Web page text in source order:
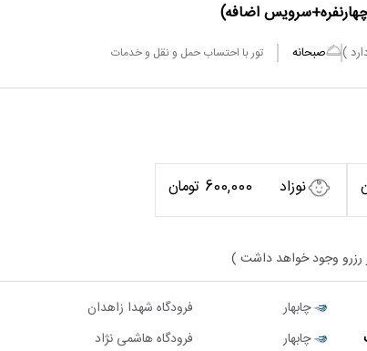
اضافه)
صبحانه تور با احتساب حمل و نقل و خدمات
نوزاد 600,000 تومان
رزرو وجود خواهد داشت )
چابهار فرودگاه شهدا زاهدان
چابهار فرودگاه هاشمی نژاد